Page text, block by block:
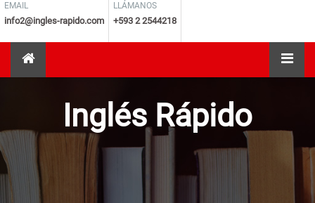
EMAIL
info2@ingles-rapido.com
LLÁMANOS
+593 2 2544218
Inglés Rápido